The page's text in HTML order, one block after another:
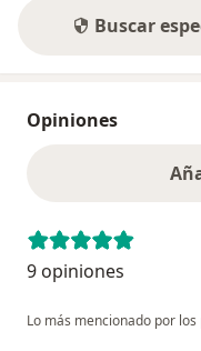
Buscar
Opiniones
9 opiniones
Lo más mencionado por los